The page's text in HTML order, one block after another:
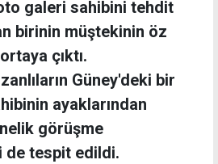
galeri sahibini tehdit
birinin müştekinin öz
çıktı.
Güney'deki bir
ayaklarından
görüşme
tespit edildi.